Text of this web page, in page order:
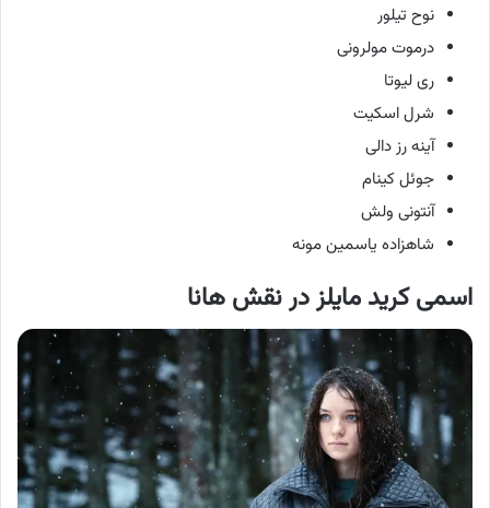
نوح تیلور
درموت مولرونی
ری لیوتا
شرل اسکیت
آینه رز دالی
جوئل کینام
آنتونی ولش
شاهزاده یاسمین مونه
اسمی کرید مایلز در نقش هانا